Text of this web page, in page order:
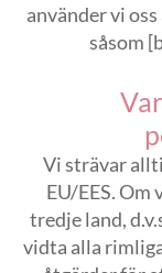
använder vi
såsom
Vi strävar
EU/EES.
tredje land,
vidta alla